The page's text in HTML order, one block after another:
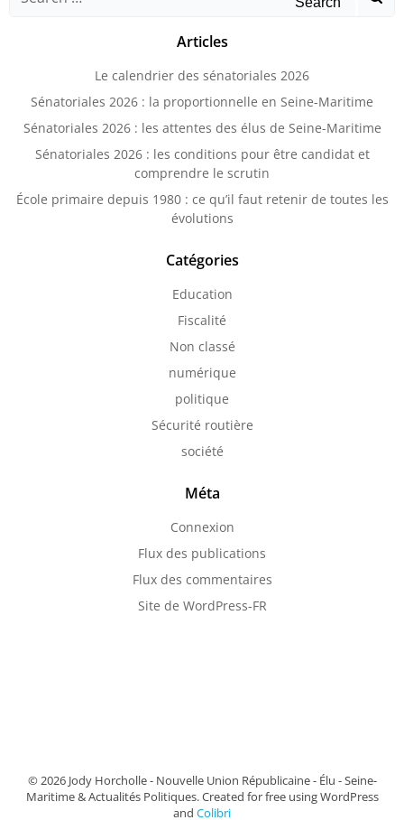
Articles
Le calendrier des sénatoriales 2026
Sénatoriales 2026 : la proportionnelle en Seine-Maritime
Sénatoriales 2026 : les attentes des élus de Seine-Maritime
Sénatoriales 2026 : les conditions pour être candidat et
comprendre le scrutin
École primaire depuis 1980 : ce qu’il faut retenir de toutes les
évolutions
Catégories
Education
Fiscalité
Non classé
numérique
politique
Sécurité routière
société
Méta
Connexion
Flux des publications
Flux des commentaires
Site de WordPress-FR
© 2026 Jody Horcholle - Nouvelle Union Républicaine - Élu - Seine-
Maritime & Actualités Politiques. Created for free using WordPress
and Colibri